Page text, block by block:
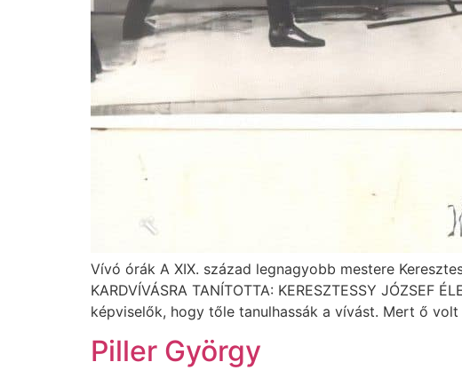
Vívó órák A XIX. század legnagyobb mestere
KARDVÍVÁSRA TANÍTOTTA: KERESZTESSY
képviselők, hogy tőle tanulhassák a vívást. Mert ő
Piller György